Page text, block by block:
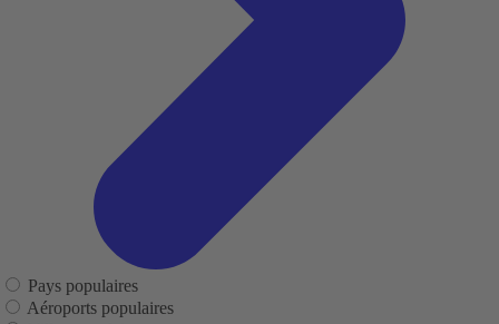
Pays populaires
Aéroports populaires